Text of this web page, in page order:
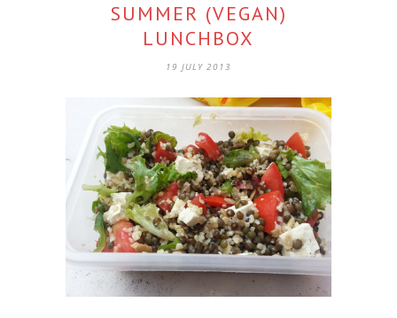
SUMMER (VEGAN)
LUNCHBOX
19 JULY 2013